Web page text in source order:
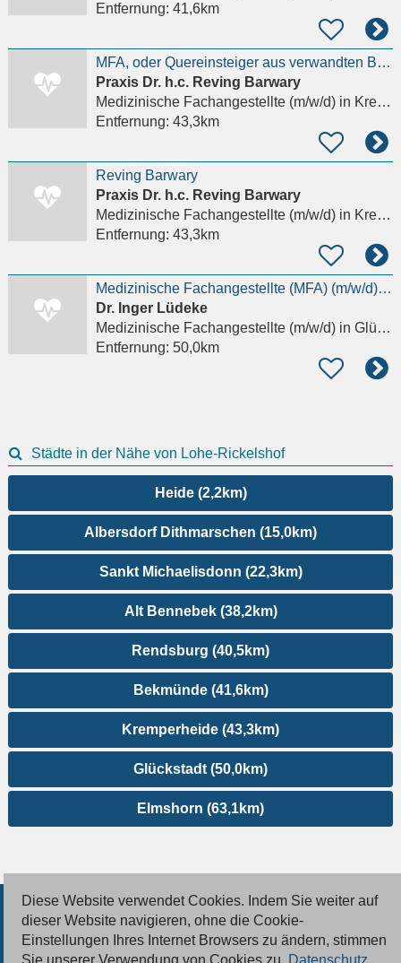
Entfernung: 41,6km
MFA, oder Quereinsteiger aus verwandten Berufen, dringend gesucht
Praxis Dr. h.c. Reving Barwary
Medizinische Fachangestellte (m/w/d)in Kremperheide
Entfernung: 43,3km
Reving Barwary
Praxis Dr. h.c. Reving Barwary
Medizinische Fachangestellte (m/w/d)in Kremperheide
Entfernung: 43,3km
Medizinische Fachangestellte (MFA) (m/w/d) – Teilzeit
Dr. Inger Lüdeke
Medizinische Fachangestellte (m/w/d)in Glückstadt
Entfernung: 50,0km
Städte in der Nähe von Lohe-Rickelshof
Heide (2,2km)
Albersdorf Dithmarschen (15,0km)
Sankt Michaelisdonn (22,3km)
Alt Bennebek (38,2km)
Rendsburg (40,5km)
Bekmünde (41,6km)
Kremperheide (43,3km)
Glückstadt (50,0km)
Elmshorn (63,1km)
© 2026 Deutsche Jobmarkt GmbH
Inserieren
Diese Website verwendet Cookies. Indem Sie weiter auf
dieser Website navigieren, ohne die Cookie-
Einstellungen Ihres Internet Browsers zu ändern, stimmen
Sie unserer Verwendung von Cookies zu.
Datenschutz